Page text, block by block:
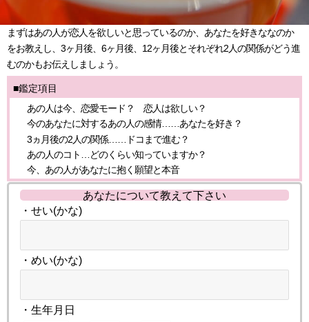
まずはあの人が恋人を欲しいと思っているのか、あなたを好きななのか
をお教えし、3ヶ月後、6ヶ月後、12ヶ月後とそれぞれ2人の関係がどう進
むのかもお伝えしましょう。
■鑑定項目
あの人は今、恋愛モード？ 恋人は欲しい？
今のあなたに対するあの人の感情……あなたを好き？
3ヵ月後の2人の関係……ドコまで進む？
あの人のコト…どのくらい知っていますか？
今、あの人があなたに抱く願望と本音
あなたについて教えて下さい
・せい(かな)
・めい(かな)
・生年月日